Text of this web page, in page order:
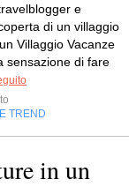
e
di un villaggio
Villaggio Vacanze
sensazione di fare
TREND
in un